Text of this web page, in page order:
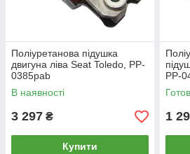
Поліуретанова підушка
двигуна ліва Seat Toledo, PP-
0385pab
В наявності
3 297 ₴
Купити
PP-
1